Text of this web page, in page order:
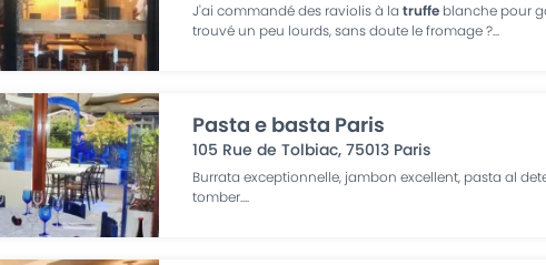
J'ai commandé des raviolis à latruffe blanche pour
trouvé un peu lourds, sans doute le fromage ?...
Pasta e basta Paris
105 Rue de Tolbiac,75013 Paris
Burrata exceptionnelle, jambon excellent, pasta al
tomber....